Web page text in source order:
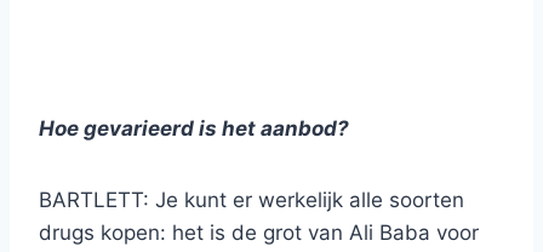
Hoe gevarieerd is het aanbod?
BARTLETT: Je kunt er werkelijk alle soorten
drugs kopen: het is de grot van Ali Baba voor